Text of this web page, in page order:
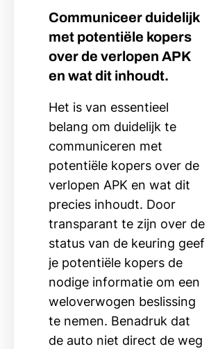
Communiceer duidelijk
met potentiële kopers
over de verlopen APK
en wat dit inhoudt.
Het is van essentieel
belang om duidelijk te
communiceren met
potentiële kopers over de
verlopen APK en wat dit
precies inhoudt. Door
transparant te zijn over de
status van de keuring geef
je potentiële kopers de
nodige informatie om een
weloverwogen beslissing
te nemen. Benadruk dat
de auto niet direct de weg